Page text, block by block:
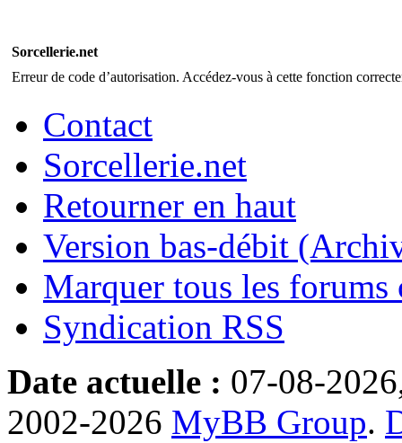
Sorcellerie.net
Erreur de code d’autorisation. Accédez-vous à cette fonction
Contact
Sorcellerie.net
Retourner en haut
Version bas-débit
Marquer tous les forums
Syndication RSS
Date actuelle : 07-08-
2002-2026 MyBB Group.